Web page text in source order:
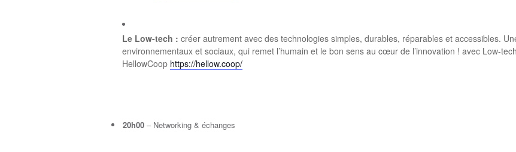
Le Low-tech : créer autrement avec des technologies simples, durables, réparables et accessibles.
environnementaux et sociaux, qui remet l’humain et le bon sens au cœur de l’innovation ! avec Low-
HellowCoop https://hellow.coop/
20h00 – Networking & échanges